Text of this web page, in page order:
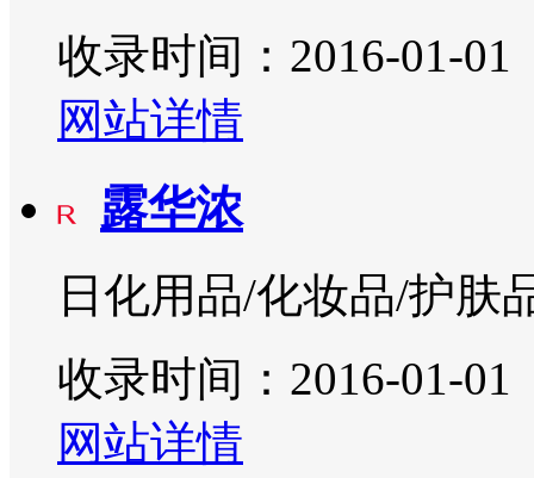
收录时间：2016-01-01
网站详情
露华浓
日化用品/化妆品/护肤
收录时间：2016-01-01
网站详情